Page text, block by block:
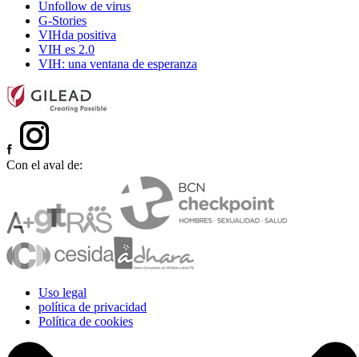
Unfollow de virus
G-Stories
VIHda positiva
VIH es 2.0
VIH: una ventana de esperanza
Con el aval de:
Uso legal
política de privacidad
Política de cookies